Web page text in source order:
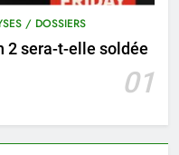
/ DOSSIERS
2 sera-t-elle soldée
01